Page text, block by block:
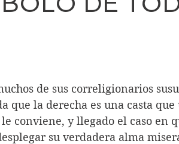
de sus correligionarios
que la derecha es una casta
conviene, y llegado el caso en
su verdadera alma